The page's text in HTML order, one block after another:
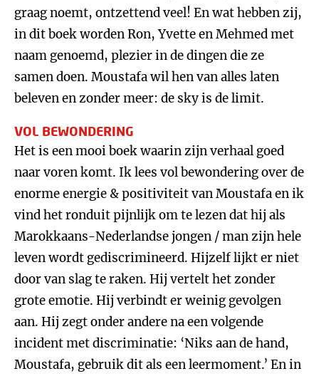
graag noemt, ontzettend veel! En wat hebben zij,
in dit boek worden Ron, Yvette en Mehmed met
naam genoemd, plezier in de dingen die ze
samen doen. Moustafa wil hen van alles laten
beleven en zonder meer: de sky is de limit.
VOL BEWONDERING
Het is een mooi boek waarin zijn verhaal goed
naar voren komt. Ik lees vol bewondering over de
enorme energie & positiviteit van Moustafa en ik
vind het ronduit pijnlijk om te lezen dat hij als
Marokkaans-Nederlandse jongen / man zijn hele
leven wordt gediscrimineerd. Hijzelf lijkt er niet
door van slag te raken. Hij vertelt het zonder
grote emotie. Hij verbindt er weinig gevolgen
aan. Hij zegt onder andere na een volgende
incident met discriminatie: ‘Niks aan de hand,
Moustafa, gebruik dit als een leermoment.’ En in